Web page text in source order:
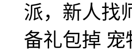
派，新人找
备礼包掉 宠